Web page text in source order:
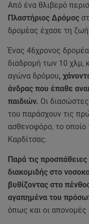
Από ένα θλιβερό
Πλαστήριος Δρόμος
δρομέας έχασε τη
Ένας 46χρονος
διαδρομή των 10 χλμ,
αγώνα δρόμου,
άνδρας που έπαθε
παιδιών. Οι
του παράσχουν τις
ασθενοφόρο, το οποίο
Καρδίτσας.
Παρά τις
διακομιδής στο
βυθίζοντας στο
αγαπημένα του
όπως και οι